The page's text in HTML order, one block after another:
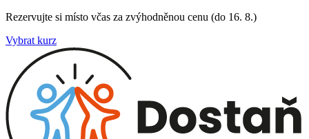
Rezervujte si místo včas za zvýhodněnou cenu (do 16. 8.)
Vybrat kurz